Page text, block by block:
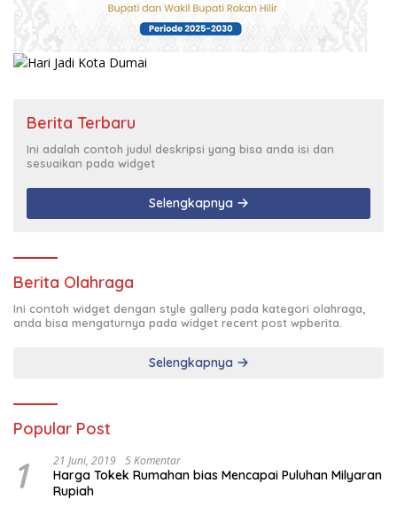
Berita Terbaru
Ini adalah contoh judul deskripsi yang bisa anda isi dan
sesuaikan pada widget
Selengkapnya
Berita Olahraga
Ini contoh widget dengan style gallery pada kategori olahraga,
anda bisa mengaturnya pada widget recent post wpberita.
Selengkapnya
Popular Post
1 21 Juni, 2019 5 Komentar
Harga Tokek Rumahan bias Mencapai Puluhan Milyaran
Rupiah